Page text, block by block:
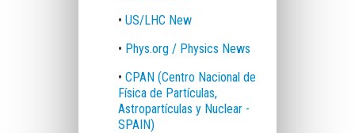
• US/LHC New
• Phys.org / Physics News
• CPAN(Centro Nacional de
Física de Partículas,
Astropartículas y Nuclear -
SPAIN)